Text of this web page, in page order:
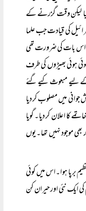
گیا لیکن وقت گزرنے کے
کی قیادت جب علما
اس بات کی ضرورت تھی
ہوئی بھیڑوں کی طرف
کے لیے مبعوث کیے گئے
جوانی میں مصلوب کر دیا
کا اعلان کر دیا۔ گویا
موجود نہیں تھا۔ یوں
پا ہوا۔اس میں کوئی
ایک نئی اور حیران کن